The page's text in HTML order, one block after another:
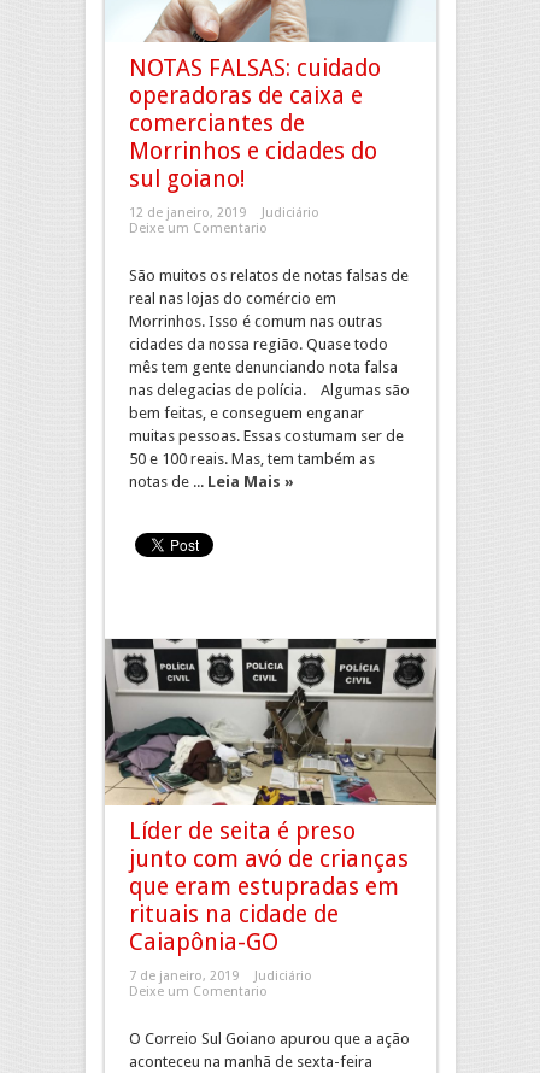
NOTAS FALSAS: cuidado
operadoras de caixa e
comerciantes de
Morrinhos e cidades do
sul goiano!
12 de janeiro, 2019
Judiciário
Deixe um Comentario
São muitos os relatos de notas falsas de
real nas lojas do comércio em
Morrinhos. Isso é comum nas outras
cidades da nossa região. Quase todo
mês tem gente denunciando nota falsa
nas delegacias de polícia. Algumas são
bem feitas, e conseguem enganar
muitas pessoas. Essas costumam ser de
50 e 100 reais. Mas, tem também as
notas de ... Leia Mais »
Líder de seita é preso
junto com avó de crianças
que eram estupradas em
rituais na cidade de
Caiapônia-GO
7 de janeiro, 2019
Judiciário
Deixe um Comentario
O Correio Sul Goiano apurou que a ação
aconteceu na manhã de sexta-feira